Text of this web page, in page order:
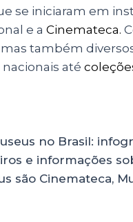
se iniciaram em
e a Cinemateca.
também
até